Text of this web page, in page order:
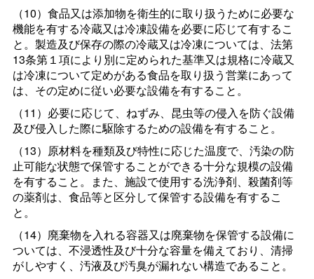
（10）食品又は添加物を衛生的に取り扱うために必要な
機能を有する冷蔵又は冷凍設備を必要に応じて有するこ
と。製造及び保存の際の冷蔵又は冷凍については、法第
13条第１項により別に定められた基準又は規格に冷蔵又
は冷凍について定めがある食品を取り扱う営業にあって
は、その定めに従い必要な設備を有すること。
（11）必要に応じて、ねずみ、昆虫等の侵入を防ぐ設備
及び侵入した際に駆除するための設備を有すること。
（13）原材料を種類及び特性に応じた温度で、汚染の防
止可能な状態で保管することができる十分な規模の設備
を有すること。また、施設で使用する洗浄剤、殺菌剤等
の薬剤は、食品等と区分して保管する設備を有するこ
と。
（14）廃棄物を入れる容器又は廃棄物を保管する設備に
ついては、不浸透性及び十分な容量を備えており、清掃
がしやすく、汚液及び汚臭が漏れない構造であること。